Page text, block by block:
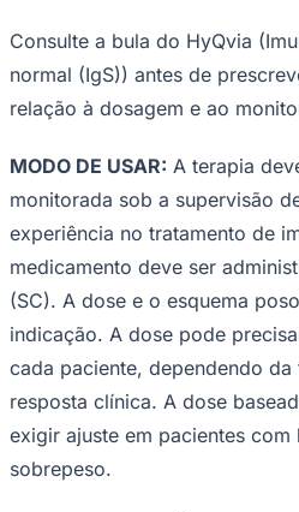
Botafogo
Consulte a bula do HyQvia
normal (IgS)) antes de
relação à dosagem e ao
MODO DE USAR: A terapia
monitorada sob a supervisão
experiência no tratamento de
medicamento deve ser
(SC). A dose e o esquema
indicação. A dose pode
cada paciente, dependendo
resposta clínica. A dose
exigir ajuste em pacientes
sobrepeso.